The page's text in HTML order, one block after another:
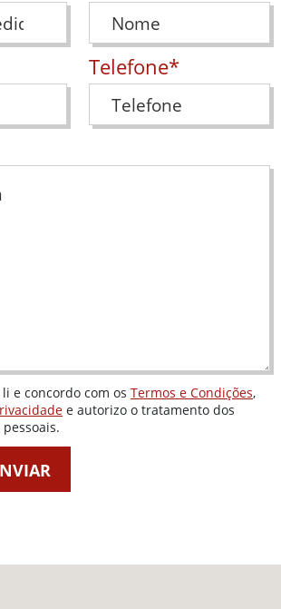
obrigatório)
Telefone*
e concordo com os Termos e Condições,
e autorizo o tratamento dos